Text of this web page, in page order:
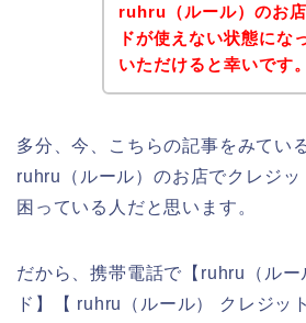
ruhru（ルール）のお
ドが使えない状態にな
いただけると幸いです。
多分、今、こちらの記事をみてい
ruhru（ルール）のお店でクレジッ
困っている人だと思います。
だから、携帯電話で【ruhru（ル
ド】【 ruhru（ルール） クレジ